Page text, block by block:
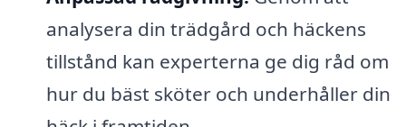
analysera din trädgård och häckens
tillstånd kan experterna ge dig råd om
hur du bäst sköter och underhåller din